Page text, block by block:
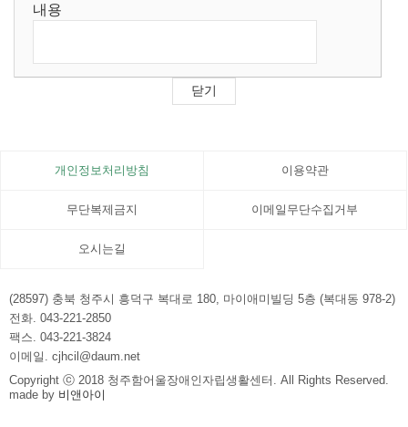
내용
개인정보처리방침 이용약관
무단복제금지 이메일무단수집거부
오시는길
(28597) 충북 청주시 흥덕구 복대로 180, 마이애미빌딩 5층 (복대동 978-2)
전화. 043-221-2850
팩스. 043-221-3824
이메일. cjhcil@daum.net
Copyright ⓒ 2018 청주함어울장애인자립생활센터. All Rights Reserved.
made by 비앤아이